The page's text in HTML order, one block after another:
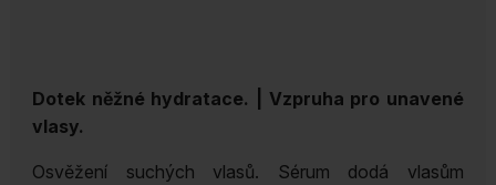
Dotek něžné hydratace. | Vzpruha pro unavené
vlasy.
Osvěžení suchých vlasů. Sérum dodá vlasům